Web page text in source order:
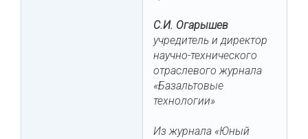
С.И. Огарышев
учредитель и директор
научно-технического
отраслевого журнала
«Базальтовые
технологии»
Из журнала «Юный